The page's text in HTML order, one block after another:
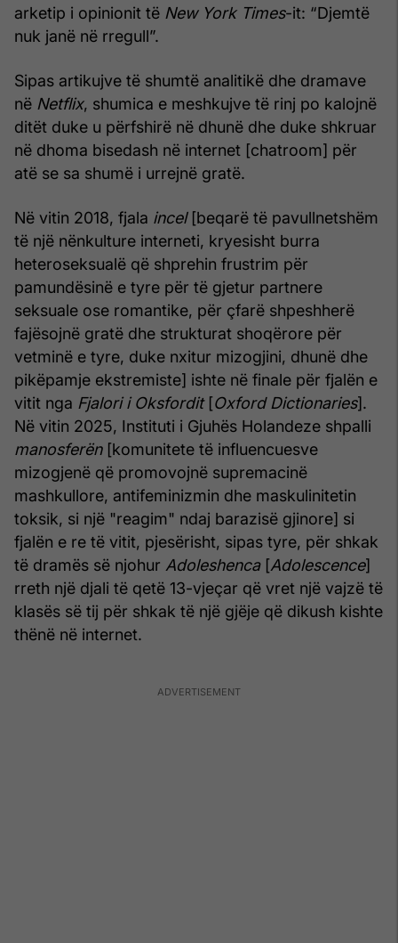
arketip i opinionit të New York Times-it: “Djemtë
nuk janë në rregull”.
Sipas artikujve të shumtë analitikë dhe dramave
në Netflix, shumica e meshkujve të rinj po kalojnë
ditët duke u përfshirë në dhunë dhe duke shkruar
në dhoma bisedash në internet [chatroom] për
atë se sa shumë i urrejnë gratë.
Në vitin 2018, fjala incel[beqarë të pavullnetshëm
të një nënkulture interneti, kryesisht burra
heteroseksualë që shprehin frustrim për
pamundësinë e tyre për të gjetur partnere
seksuale ose romantike, për çfarë shpeshherë
fajësojnë gratë dhe strukturat shoqërore për
vetminë e tyre, duke nxitur mizogjini, dhunë dhe
pikëpamje ekstremiste] ishte në finale për fjalën e
vitit nga Fjalori i Oksfordit[Oxford Dictionaries].
Në vitin 2025, Instituti i Gjuhës Holandeze shpalli
manosferën[komunitete të influencuesve
mizogjenë që promovojnë supremacinë
mashkullore, antifeminizmin dhe maskulinitetin
toksik, si një "reagim" ndaj barazisë gjinore] si
fjalën e re të vitit, pjesërisht, sipas tyre, për shkak
të dramës së njohur Adoleshenca[Adolescence]
rreth një djali të qetë 13-vjeçar që vret një vajzë të
klasës së tij për shkak të një gjëje që dikush kishte
thënë në internet.